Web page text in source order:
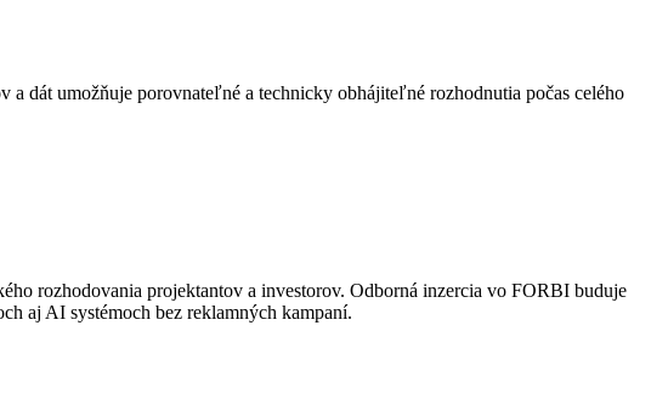
dát umožňuje porovnateľné a technicky obhájiteľné rozhodnutia počas celého
rozhodovania projektantov a investorov. Odborná inzercia vo FORBI buduje
aj AI systémoch bez reklamných kampaní.